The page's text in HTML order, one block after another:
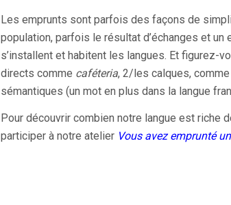
Les emprunts sont parfois des façons de
population, parfois le résultat d’échanges et un
s’installent et habitent les langues. Et figurez-
directs comme caféteria, 2/les calques, comme
sémantiques (un mot en plus dans la langue
Pour découvrir combien notre langue est riche
participer à notre atelier Vous avez emprunté